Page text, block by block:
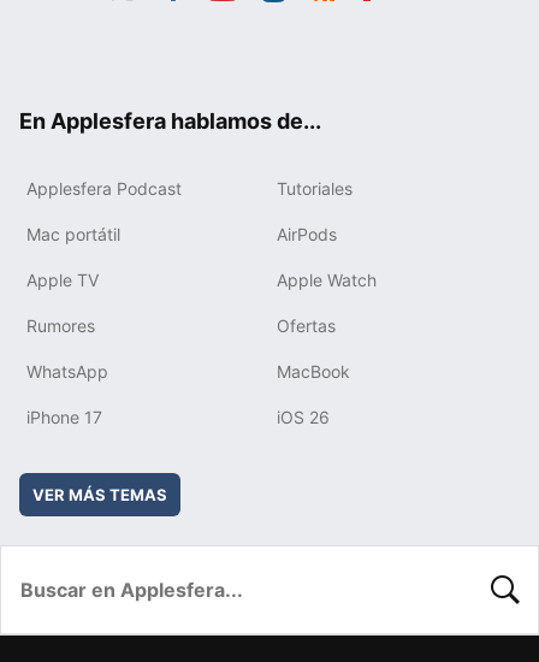
En Applesfera hablamos de...
Applesfera Podcast Tutoriales
Mac portátil AirPods
Apple TV Apple Watch
Rumores Ofertas
WhatsApp MacBook
iPhone 17 iOS 26
VER MÁS TEMAS